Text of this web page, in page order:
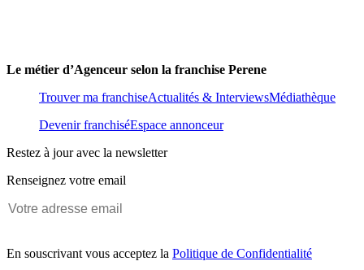
Le métier d’Agenceur selon la franchise Perene
Trouver ma franchiseActualités & InterviewsMédiathèque
Devenir franchiséEspace annonceur
Restez à jour avec la newsletter
Renseignez votre email
En souscrivant vous acceptez la Politique de Confidentialité